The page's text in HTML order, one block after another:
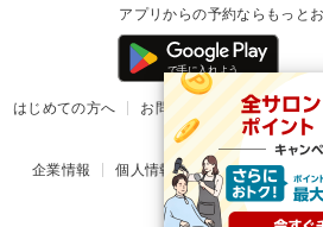
アプリからの予約ならもっと
はじめての方へ お問い合わせ ヘルプ
掲載ご希望のサロン様
企業情報 個人情報保護方針 楽天のサ
© Rakuten Group,